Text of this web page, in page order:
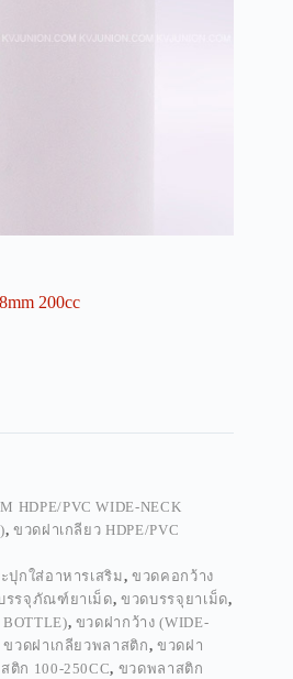
200cc
HDPE/PVC WIDE-NECK
, ขวดฝาเกลียว HDPE/PVC
ปุกใส่อาหารเสริม,ขวดคอกว้าง
รรจุภัณฑ์ยาเม็ด,ขวดบรรจุยาเม็ด,
, ขวดฝากว้าง (WIDE-
ขวดฝาเกลียวพลาสติก, ขวดฝา
ติก 100-250CC, ขวดพลาสติก